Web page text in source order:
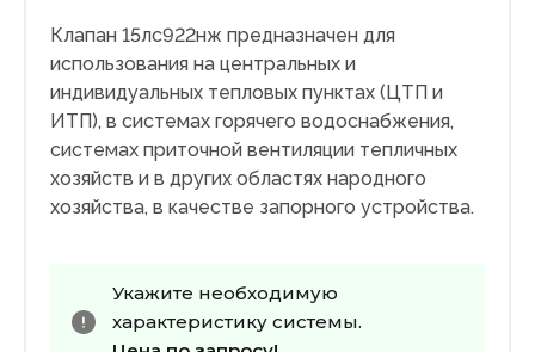
Клапан 15лс922нж предназначен для
использования на центральных и
индивидуальных тепловых пунктах (ЦТП и
ИТП), в системах горячего водоснабжения,
системах приточной вентиляции тепличных
хозяйств и в других областях народного
хозяйства, в качестве запорного устройства.
Укажите необходимую
характеристику системы.